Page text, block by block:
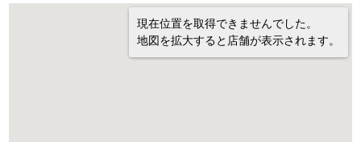
現在位置を取得できませんでした。
地図を拡大すると店舗が表示されます。